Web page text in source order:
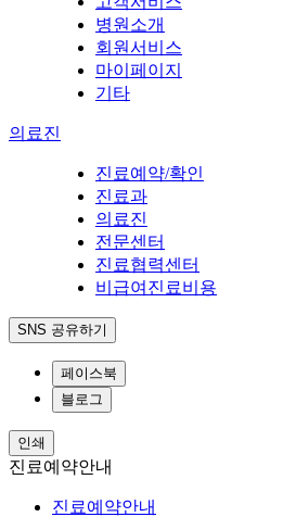
병원소개
회원서비스
마이페이지
기타
의료진
진료예약/확인
진료과
의료진
전문센터
진료협력센터
비급여진료비용
SNS 공유하기
페이스북
블로그
인쇄
진료예약안내
진료예약안내